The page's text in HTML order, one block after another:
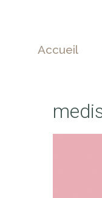
Accueil